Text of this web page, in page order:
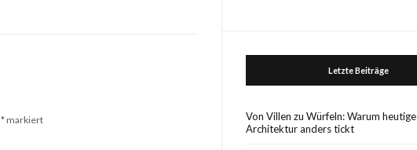
*markiert
Letzte Beiträge
Von Villen zu Würfeln: Warum heutige
Architektur anders tickt